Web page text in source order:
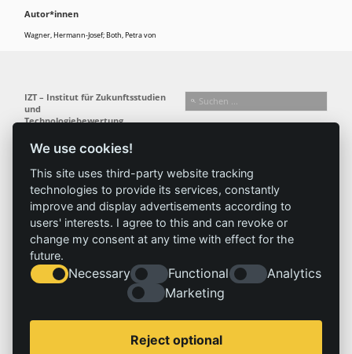
Autor*innen
Wagner, Hermann-Josef; Both, Petra von
We use cookies!
This site uses third-party website tracking
technologies to provide its services, constantly
improve and display advertisements according to
users' interests. I agree to this and can revoke or
change my consent at any time with effect for the
future.
Necessary Functional
Analytics
Marketing
Reject optional
IZT – Institut für Zukunftsstudien
und
Technologiebewertung
Busseallee 1 · 14163 Berlin
info@izt.de| www.izt.de
Institut
Profil
Team
Gremien
Forschung
Forschungsfelder
Referenz
Ergebnisse
Projekte
Aktuelles
News
Impressum